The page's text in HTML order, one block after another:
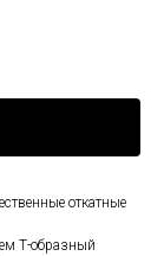
откатные
Т-образный